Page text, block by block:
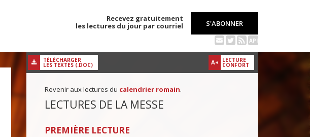
Recevez gratuitement
les lectures du jour par courriel
S'ABONNER
API
A+ LECTURE
CONFORT
TÉLÉCHARGER
LES TEXTES (.DOC)
Revenir aux lectures du calendrier romain.
LECTURES DE LA MESSE
PREMIÈRE LECTURE